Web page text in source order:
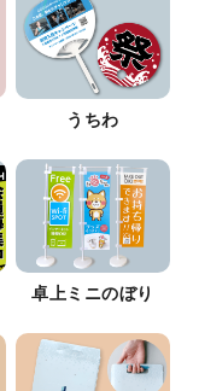
うちわ
卓上ミニのぼり